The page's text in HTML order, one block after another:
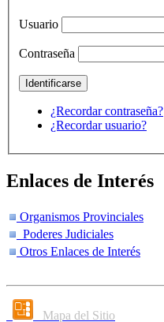
Usuario
Contraseña
¿Recordar contraseña?
¿Recordar usuario?
Enlaces de Interés
Organismos Provinciales
Poderes Judiciales
Otros Enlaces de Interés
Mapa del Sitio